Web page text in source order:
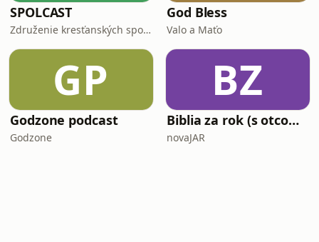
SPOLCAST
Združenie kresťanských spoločenstiev mládeže
God Bless
Valo a Maťo
GP
Godzone podcast
Godzone
BZ
Biblia za rok (s otcom Mikeom Schmitzom)
novaJAR